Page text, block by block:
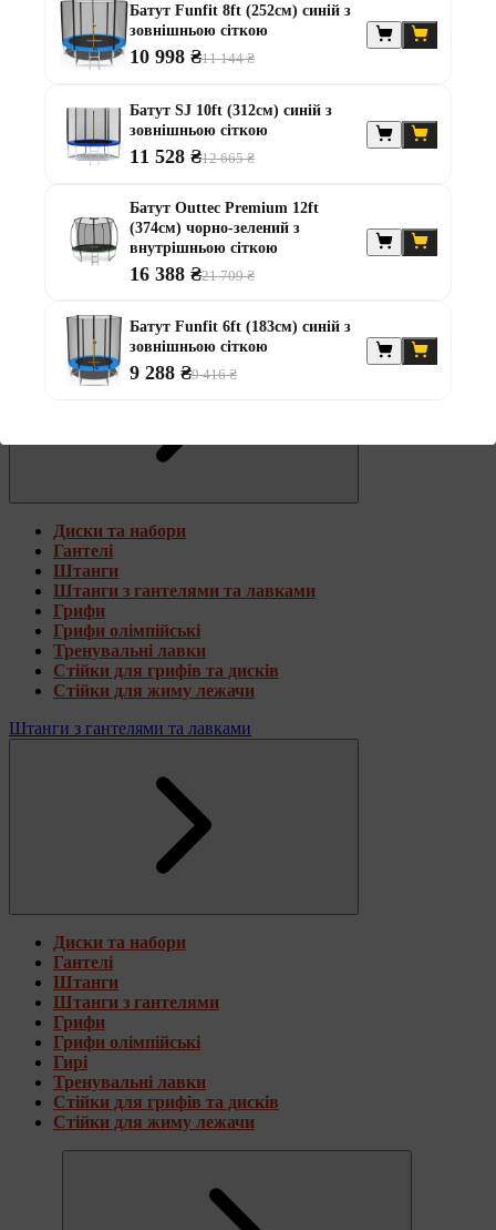
Штанги
Диски та набори
Штанги з гантелями та лавками
Грифи
Грифи олімпійські
Стійки для грифів та дисків
Стійки для жиму лежачи
Штанги із прямим грифом
Штанги з w-подібним грифом
Жилети обтяжувачі
Штанги з гантелями
Диски та набори
Гантелі
Штанги
Штанги з гантелями та лавками
Грифи
Грифи олімпійські
Тренувальні лавки
Стійки для грифів та дисків
Стійки для жиму лежачи
Штанги з гантелями та лавками
Диски та набори
Гантелі
Штанги
Штанги з гантелями
Грифи
Грифи олімпійські
Гирі
Тренувальні лавки
Стійки для грифів та дисків
Стійки для жиму лежачи
Батут Funfit 8ft (252см) синій з
зовнішньою сіткою
10 998 ₴11 144 ₴
Батут SJ 10ft (312см) синій з
зовнішньою сіткою
11 528 ₴12 665 ₴
Батут Outtec Premium 12ft
(374см) чорно-зелений з
внутрішньою сіткою
16 388 ₴21 709 ₴
Батут Funfit 6ft (183см) синій з
зовнішньою сіткою
9 288 ₴9 416 ₴